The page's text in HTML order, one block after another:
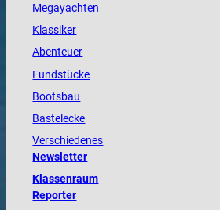
Megayachten
Klassiker
Abenteuer
Fundstücke
Bootsbau
Bastelecke
Verschiedenes
Newsletter
Klassenraum
Reporter